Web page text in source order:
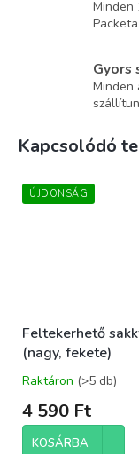
Minden
Gyors
Minden
Kapcsolódó
ÚJDONSÁG
Feltekerhető
(nagy, fekete)
A
átlagos
értékelése
5-
Raktáron (>5 db)
4 590 Ft
KOSÁRBA